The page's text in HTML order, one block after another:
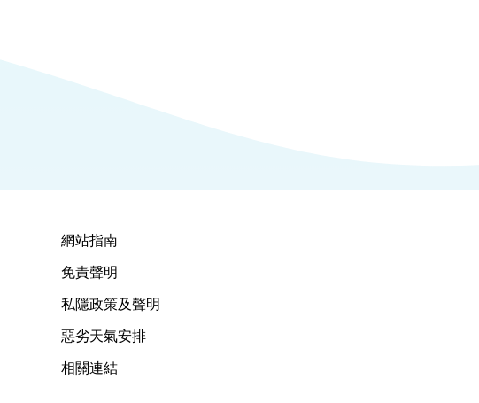
網站指南
免責聲明
私隱政策及聲明
惡劣天氣安排
相關連結